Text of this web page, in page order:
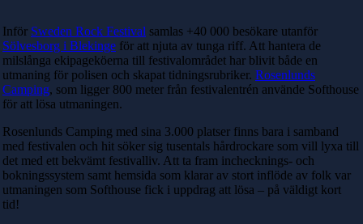
Inför Sweden Rock Festival samlas +40 000 besökare utanför
Sölvesborg i Blekinge för att njuta av tunga riff. Att hantera de
milslånga ekipageköerna till festivalområdet har blivit både en
utmaning för polisen och skapat tidningsrubriker. Rosenlunds
Camping, som ligger 800 meter från festivalentrén använde Softhouse
för att lösa utmaningen.
Rosenlunds Camping med sina 3.000 platser finns bara i samband
med festivalen och hit söker sig tusentals hårdrockare som vill lyxa till
det med ett bekvämt festivalliv. Att ta fram inchecknings- och
bokningssystem samt hemsida som klarar av stort inflöde av folk var
utmaningen som Softhouse fick i uppdrag att lösa – på väldigt kort
tid!